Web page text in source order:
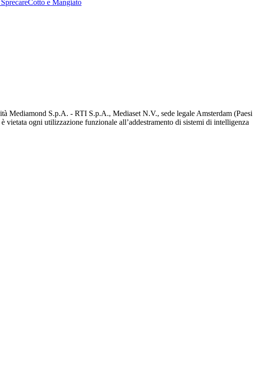
Cotto e Mangiato
S.p.A. - RTI S.p.A., Mediaset N.V., sede legale Amsterdam (Paesi
vietata ogni utilizzazione funzionale all’addestramento di sistemi di intelligenza